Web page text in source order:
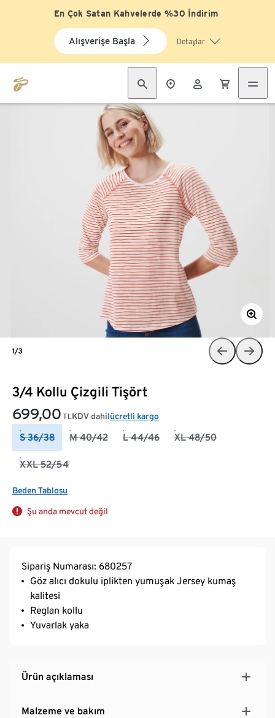
En Çok Satan Kahvelerde %30 İndirim
Alışverişe Başla Detaylar
3/4 Kollu Çizgili Tişört
699,00 TL KDV dahilücretli kargo
S 36/38 M 40/42 L 44/46 XL 48/50
XXL 52/54
Beden Tablosu
Şu anda mevcut değil
1/3
Sipariş Numarası: 680257
Göz alıcı dokulu iplikten yumuşak Jersey kumaş
kalitesi
Reglan kollu
Yuvarlak yaka
Ürün açıklaması
Malzeme ve bakım